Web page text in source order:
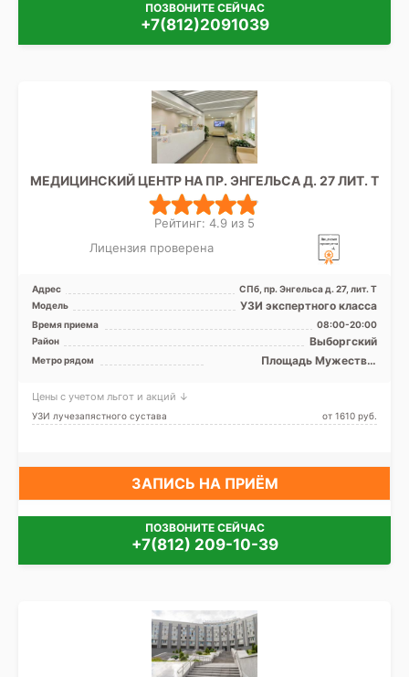
ПОЗВОНИТЕ СЕЙЧАС
+7(812)2091039
МЕДИЦИНСКИЙ ЦЕНТР НА ПР. ЭНГЕЛЬСА Д. 27 ЛИТ. Т
Рейтинг: 4.9 из 5
Лицензия проверена
Адрес
СПб, пр. Энгельса д. 27, лит. Т
Модель
УЗИ экспертного класса
Время приема
08:00-20:00
Район
Выборгский
Метро рядом
Площадь Мужества,
Цены с учетом льгот и акций ↓
УЗИ лучезапястного сустава от 1610 pуб.
ЗАПИСЬ НА ПРИЁМ
ПОЗВОНИТЕ СЕЙЧАС
+7(812) 209-10-39